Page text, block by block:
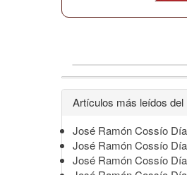
Detalles
del
artículo
Artículos más leídos
José Ramón Cossío
José Ramón Cossío
José Ramón Cossío